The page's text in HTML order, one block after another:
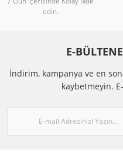
edin.
E-
İndirim, kampanya ve en
kaybetmeyin.